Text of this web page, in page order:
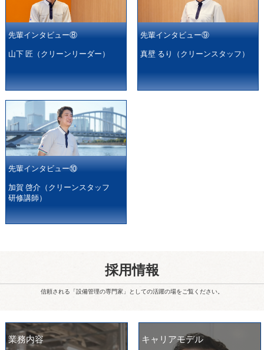
先輩インタビュー⑧
山下 匠（クリーンリーダー）
先輩インタビュー⑨
真壁 るり（クリーンスタッフ）
先輩インタビュー⑩
加賀 啓介（クリーンスタッフ
研修講師）
採用情報
信頼される「設備管理の専門家」としての活躍の場をご覧ください。
業務内容 キャリアモデル